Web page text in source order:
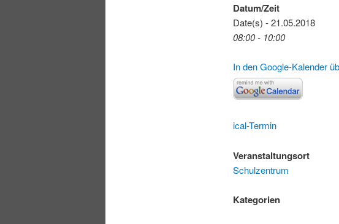
Datum/Zeit
Date(s) - 21.05.2018
08:00 - 10:00
In den Google-Kalender
ical-Termin
Veranstaltungsort
Schulzentrum
Kategorien